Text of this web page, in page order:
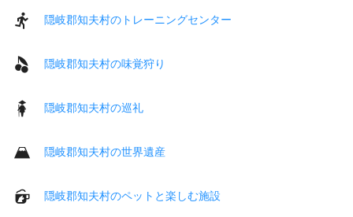
隠岐郡知夫村のトレーニングセンター
隠岐郡知夫村の味覚狩り
隠岐郡知夫村の巡礼
隠岐郡知夫村の世界遺産
隠岐郡知夫村のペットと楽しむ施設